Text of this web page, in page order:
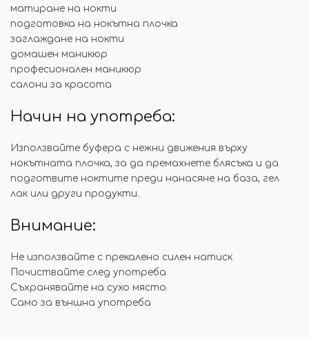
матиране на нокти
подготовка на нокътна плочка
заглаждане на нокти
домашен маникюр
професионален маникюр
салони за красота
Начин на употреба:
Използвайте буфера с нежни движения върху
нокътната плочка, за да премахнете блясъка и да
подготвите ноктите преди нанасяне на база, гел
лак или други продукти.
Внимание:
Не използвайте с прекалено силен натиск
Почиствайте след употреба
Съхранявайте на сухо място
Само за външна употреба